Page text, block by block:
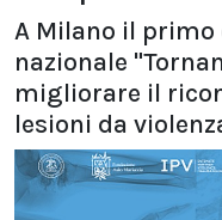
A Milano il
nazionale
migliorare il
lesioni da